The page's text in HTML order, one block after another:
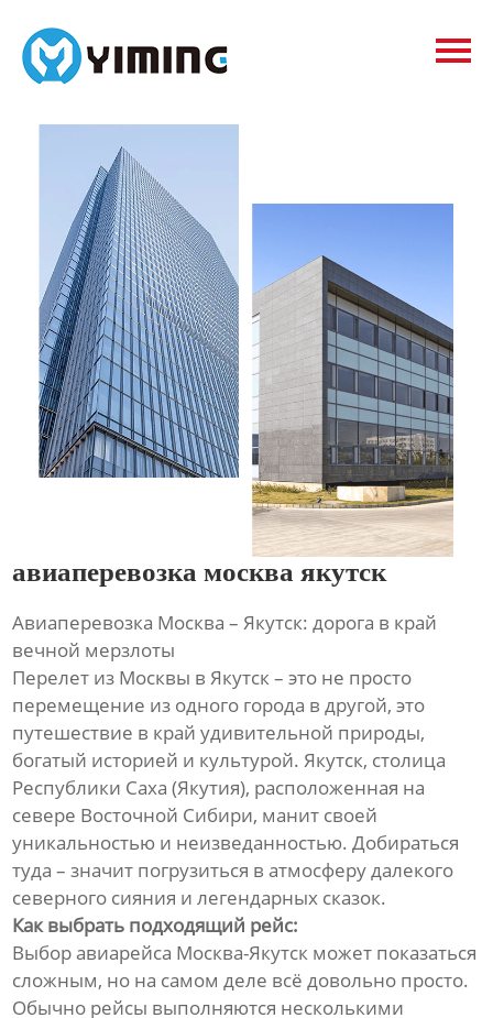
Tags
видео
авиаперевозка москва якутск
Авиаперевозка Москва – Якутск: дорога в край
вечной мерзлоты
Перелет из Москвы в Якутск – это не просто
перемещение из одного города в другой, это
путешествие в край удивительной природы,
богатый историей и культурой. Якутск, столица
Республики Саха (Якутия), расположенная на
севере Восточной Сибири, манит своей
уникальностью и неизведанностью. Добираться
туда – значит погрузиться в атмосферу далекого
северного сияния и легендарных сказок.
Как выбрать подходящий рейс:
Выбор авиарейса Москва-Якутск может показаться
сложным, но на самом деле всё довольно просто.
Обычно рейсы выполняются несколькими